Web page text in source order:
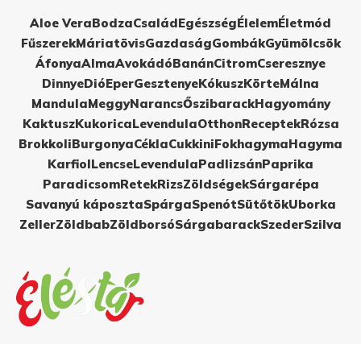
Aloe VeraBodzaCsaládEgészségÉlelemÉletmód
FűszerekMáriatövisGazdaságGombákGyümölcsök
ÁfonyaAlmaAvokádóBanánCitromCseresznye
DinnyeDióEperGesztenyeKókuszKörteMálna
MandulaMeggyNarancsŐszibarackHagyomány
KaktuszKukoricaLevendulaOtthonReceptekRózsa
BrokkoliBurgonyaCéklaCukkiniFokhagymaHagyma
KarfiolLencseLevendulaPadlizsánPaprika
ParadicsomRetekRizsZöldségekSárgarépa
Savanyú káposztaSpárgaSpenótSütőtökUborka
ZellerZöldbabZöldborsóSárgabarackSzederSzilva